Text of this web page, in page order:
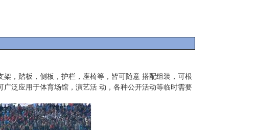
，踏板，侧板，护栏，座椅等，皆可随意搭配组装，可根
泛应用于体育场馆，演艺活 动，各种公开活动等临时需要